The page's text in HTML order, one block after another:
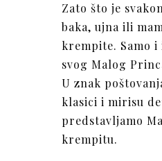
Zato što je
baka, ujna ili
krempite. Samo i
svog Malog
U znak
klasici i mirisu
predstavljamo
krempitu.